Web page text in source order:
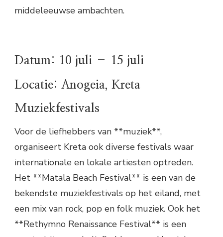
middeleeuwse ambachten.
Datum: 10 juli – 15 juli
Locatie: Anogeia, Kreta
Muziekfestivals
Voor de liefhebbers van **muziek**,
organiseert Kreta ook diverse festivals waar
internationale en lokale artiesten optreden.
Het **Matala Beach Festival** is een van de
bekendste muziekfestivals op het eiland, met
een mix van rock, pop en folk muziek. Ook het
**Rethymno Renaissance Festival** is een